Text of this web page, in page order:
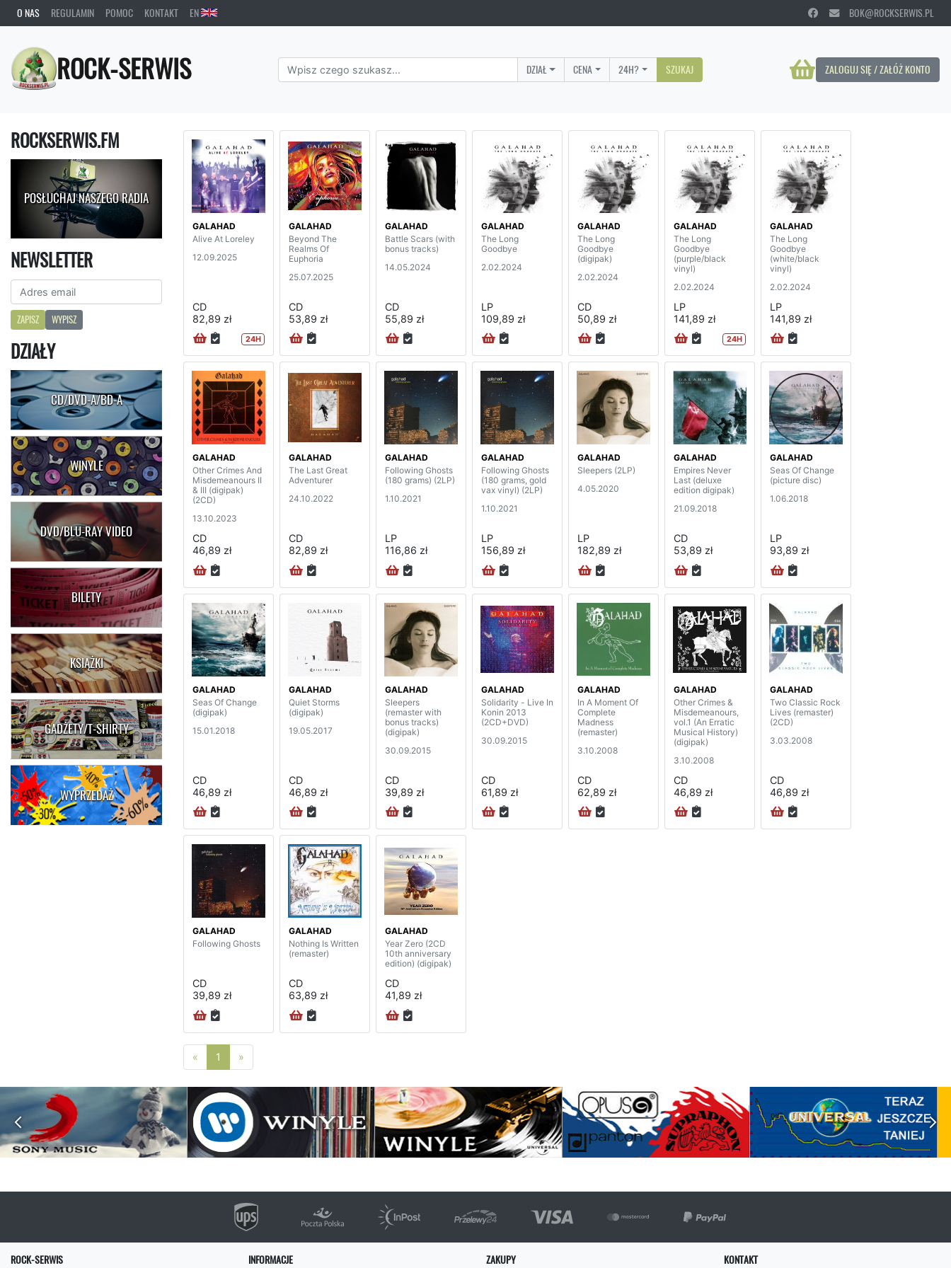
O NAS REGULAMIN POMOC KONTAKT EN BOK@ROCKSERWIS.PL
ROCK-SERWIS ZALOGUJ SIĘ / ZAŁÓŻ KONTO
DZIAŁ CENA 24H? SZUKAJ
ROCKSERWIS.FM
POSŁUCHAJ NASZEGO RADIA
NEWSLETTER
ZAPISZ WYPISZ
DZIAŁY
CD/DVD-A/BD-A
WINYLE
DVD/BLU-RAY VIDEO
BILETY
KSIĄŻKI
GADŻETY/T-SHIRTY
WYPRZEDAŻ
GALAHAD
Alive At Loreley
12.09.2025
CD
82,89 zł
24H
GALAHAD
Beyond The
Realms Of
Euphoria
25.07.2025
CD
53,89 zł
GALAHAD
Battle Scars (with
bonus tracks)
14.05.2024
CD
55,89 zł
GALAHAD
The Long
Goodbye
2.02.2024
LP
109,89 zł
GALAHAD
The Long
Goodbye
(digipak)
2.02.2024
CD
50,89 zł
GALAHAD
The Long
Goodbye
(purple/black
vinyl)
2.02.2024
LP
141,89 zł
24H
GALAHAD
The Long
Goodbye
(white/black
vinyl)
2.02.2024
LP
141,89 zł
GALAHAD
Other Crimes And
Misdemeanours II
& III (digipak)
(2CD)
13.10.2023
CD
46,89 zł
GALAHAD
The Last Great
Adventurer
24.10.2022
CD
82,89 zł
GALAHAD
Following Ghosts
(180 grams) (2LP)
1.10.2021
LP
116,86 zł
GALAHAD
Following Ghosts
(180 grams, gold
vax vinyl) (2LP)
1.10.2021
LP
156,89 zł
GALAHAD
Sleepers (2LP)
4.05.2020
LP
182,89 zł
GALAHAD
Empires Never
Last (deluxe
edition digipak)
21.09.2018
CD
53,89 zł
GALAHAD
Seas Of Change
(picture disc)
1.06.2018
LP
93,89 zł
GALAHAD
Seas Of Change
(digipak)
15.01.2018
CD
46,89 zł
GALAHAD
Quiet Storms
(digipak)
19.05.2017
CD
46,89 zł
GALAHAD
Sleepers
(remaster with
bonus tracks)
(digipak)
30.09.2015
CD
39,89 zł
GALAHAD
Solidarity - Live In
Konin 2013
(2CD+DVD)
30.09.2015
CD
61,89 zł
GALAHAD
In A Moment Of
Complete
Madness
(remaster)
3.10.2008
CD
62,89 zł
GALAHAD
Other Crimes &
Misdemeanours,
vol.1 (An Erratic
Musical History)
(digipak)
3.10.2008
CD
46,89 zł
GALAHAD
Two Classic Rock
Lives (remaster)
(2CD)
3.03.2008
CD
46,89 zł
GALAHAD
Following Ghosts
CD
39,89 zł
GALAHAD
Nothing Is Written
(remaster)
CD
63,89 zł
GALAHAD
Year Zero (2CD
10th anniversary
edition) (digipak)
CD
41,89 zł
« Poprzednia strona
1 »
ROCK-SERWIS INFORMACJE ZAKUPY KONTAKT